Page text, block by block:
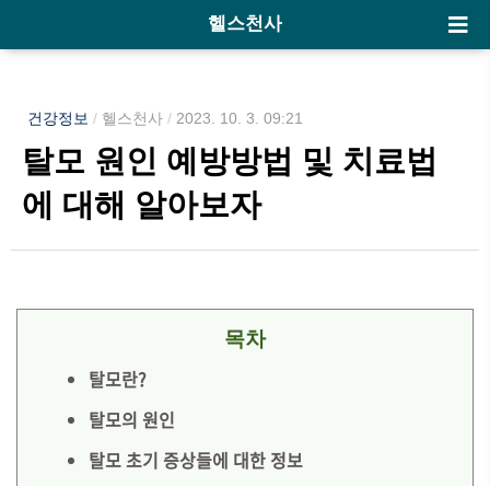
헬스천사
건강정보 / 헬스천사 / 2023. 10. 3. 09:21
탈모 원인 예방방법 및 치료법
에 대해 알아보자
목차
탈모란?
탈모의 원인
탈모 초기 증상들에 대한 정보